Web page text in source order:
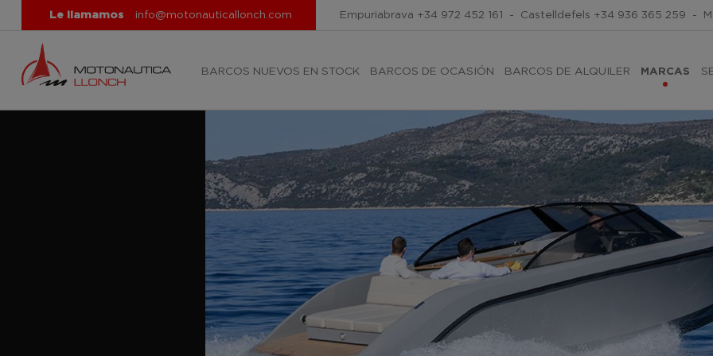
Le llamamos info@motonauticallonch.com Empuriabrava +34 972 452 161 - Castelldefels +34 936 365 259 -
BARCOS NUEVOS EN STOCK BARCOS DE OCASIÓN BARCOS DE ALQUILER MARCAS